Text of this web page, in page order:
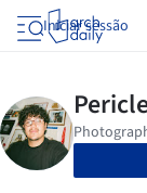
Iniciar sessão